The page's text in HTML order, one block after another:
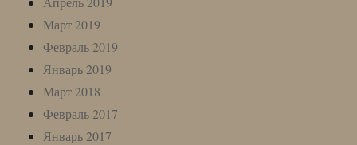
Март 2019
Февраль 2019
Январь 2019
Март 2018
Февраль 2017
Январь 2017